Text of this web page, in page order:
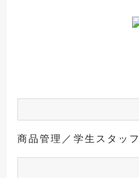
商品管理／学生スタッフ